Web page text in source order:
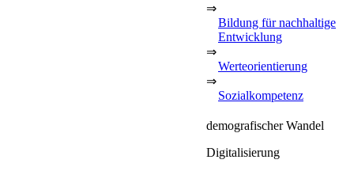
⇒
Bildung für nachhaltige
Entwicklung
⇒
Werteorientierung
⇒
Sozialkompetenz
demografischer Wandel
Digitalisierung